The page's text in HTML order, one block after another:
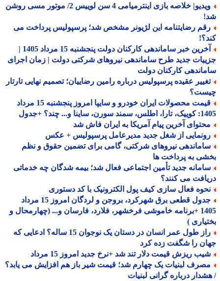
ویدیو| خلاصه بازی اینترمیامی 4 سن لوییس 2/ موتور مسی روشن
رضایتنامه این لژیونر مشخص شد؛ پرسپولیس پرداخت می
آخرین خبر ساماندهی کارکنان دولت پنجشنبه 15 مرداد 1405 |
جدید طرح ساماندهی نیروهای شرکتی دولت | زمان اجرای
کارکنان دولت
عقیده پرسپولیس درباره رامین رضاییان؛ تصمیم نهایی تارتار
قیمت محصولات ایران خودرو و سایپا امروز پنجشنبه 15 مرداد
ساینا و... چند؟ +جدول
آخرین پیام آمریکا به ایران فاش شد
از شغل جدید مدیرعامل پرسپولیس + عکس
نیروهای شرکتی، گامی برای تضمین حقوق و نظم
به پرداخت ها
جدید تأمین اجتماعی فعال شد؛ بیمه شدگان چه خدماتی
می کنند؟
فعال سازی کیف پول الکترونیک با کد دستوری
جدول قطعی برق شهرکرد، بروجن و لردگان امروز 15 مرداد
1405 +برنامه خاموشی فرخشهر، فلارد، فارسان و... (چهارمحال و
)
راز طول عمر انسان در دستان یک نوجوان 15 ساله؟ ادعایی که
را شگفت زده کرد
ریزش قیمت دلار تند شد +نرخ جدید امروز 15 مرداد
لبنیات یک چهارم شد؛ قیمت شیر باز هم افزایش می یابد؟
درباره گرانی لبنیات